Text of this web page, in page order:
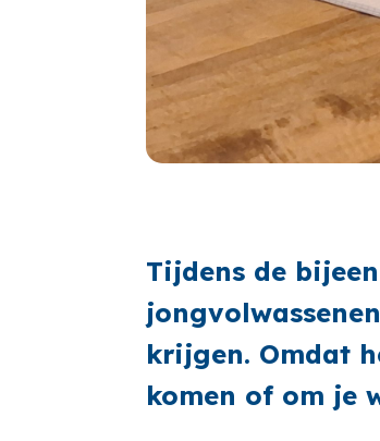
Tijdens de
krijgen. Omdat
komen of om je